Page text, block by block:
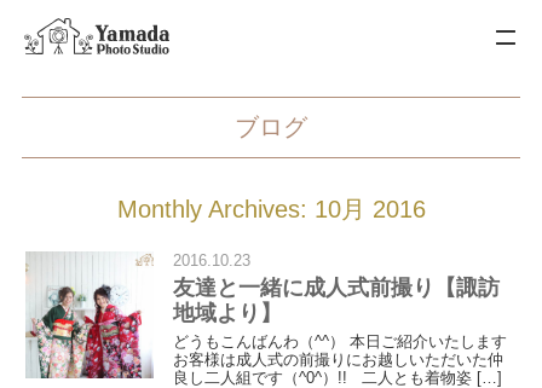
ブログ
Monthly Archives: 10月 2016
2016.10.23
友達と一緒に成人式前撮り【諏訪
地域より】
どうもこんばんわ（^^） 本日ご紹介いたします
お客様は成人式の前撮りにお越しいただいた仲
良し二人組です（^0^）!! 二人とも着物姿 […]